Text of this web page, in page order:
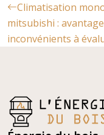
Climatisation
mitsubishi :
inconvénients à